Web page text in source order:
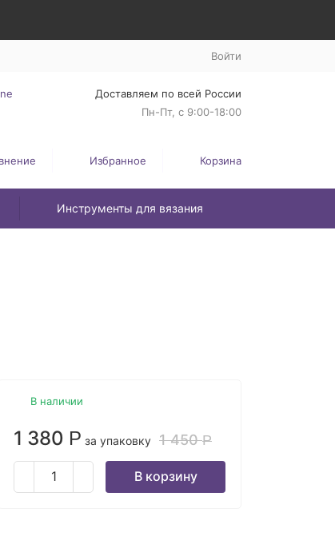
Войти
Доставляем по всей России
Пн-Пт, с 9:00-18:00
Избранное Корзина
Инструменты для вязания
В наличии
1 380 Р за упаковку 1 450Р
В корзину